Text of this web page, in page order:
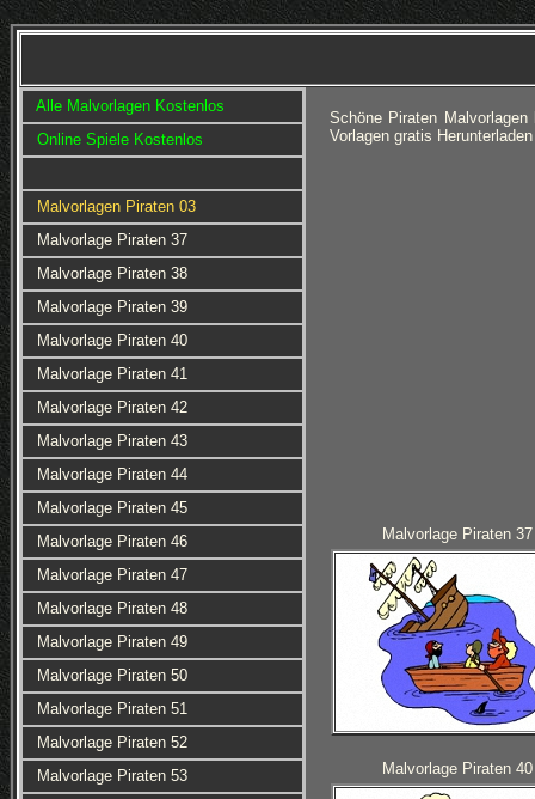
Alle Malvorlagen Kostenlos
Online Spiele Kostenlos
Malvorlagen Piraten 03
Malvorlage Piraten 37
Malvorlage Piraten 38
Malvorlage Piraten 39
Malvorlage Piraten 40
Malvorlage Piraten 41
Malvorlage Piraten 42
Malvorlage Piraten 43
Malvorlage Piraten 44
Malvorlage Piraten 45
Malvorlage Piraten 46
Malvorlage Piraten 47
Malvorlage Piraten 48
Malvorlage Piraten 49
Malvorlage Piraten 50
Malvorlage Piraten 51
Malvorlage Piraten 52
Malvorlage Piraten 53
Schöne Piraten
Vorlagen gratis
Malvorlage Piraten 37
Malvorlage Piraten 40